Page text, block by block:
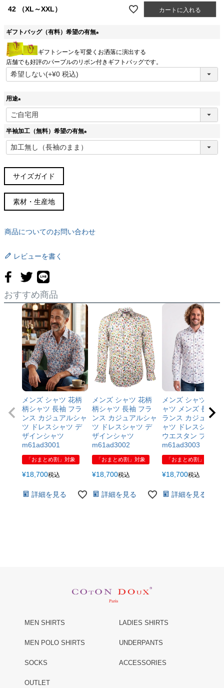
42 （XL～XXL） カートに入れる
ギフトバッグ（有料）希望の有無
必
須
ギフトシーンを可愛くお洒落に演出する
店舗でも好評のパープルのリボン付きギフトバッグです。
用途
(
必
須
)
半袖加工（無料）希望の有無
必
サイズガイド
サイズ
(S～M)
(M)
39
40
(L～XL)
107 49.5 64
41
(XL)
113 108 51 66
42
(XL～XXL)
118 114 54 82 66
43
(XXL)
125 67
44
(XXL～XXXL)
131 126 60 86 68
素材・生産地
商品についてのお問い合わせ
レビューを書く
おすすめ商品
メンズ シャツ 花柄
柄シャツ 長袖 フラ
ンス カジュアルシャ
ツ ドレスシャツ デ
ザインシャツ
m61ad3001
「おまとめ割」対象
¥18,700税込
詳細を見る
メンズ シャツ 花柄
柄シャツ 長袖 フラ
ンス カジュアルシャ
ツ ドレスシャツ デ
ザインシャツ
m61ad3002
「おまとめ割」対象
¥18,700税込
詳細を見る
メンズ シャツ 柄シ
ャツ メンズ 長袖 フ
ランス カジュアル
ャツ ドレスシャツ
ウエスタン プリン
m61ad3003
「おまとめ割」対象
¥18,700税込
詳細を見る
MEN SHIRTS LADIES SHIRTS
MEN POLO SHIRTS UNDERPANTS
SOCKS ACCESSORIES
OUTLET